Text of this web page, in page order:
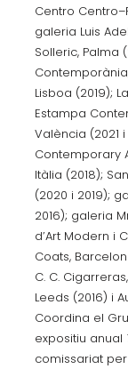
Centro
galeria Luis
Solleric, Palma
Lisboa (2019);
Estampa
València (2021 i
Contemporary
Itàlia (2018);
(2020 i 2019);
2016); galeria
d’Art Modern i
Coats,
C. C.
Leeds (2016) i
Coordina el
expositiu anual
comissariat